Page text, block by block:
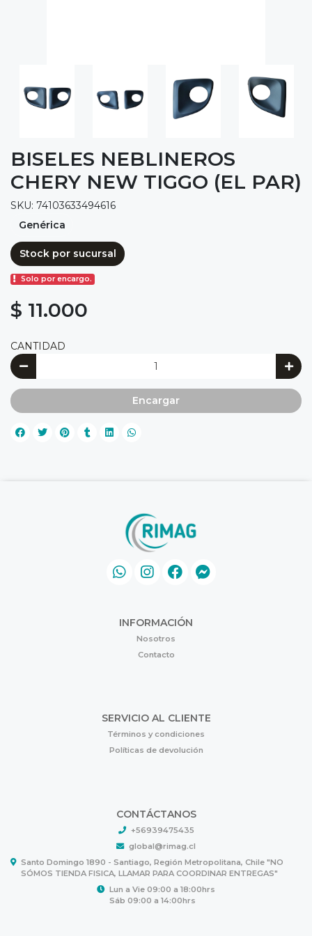
BISELES NEBLINEROS
CHERY NEW TIGGO (EL PAR)
SKU: 74103633494616
Genérica
Stock por sucursal
Solo por encargo.
$ 11.000
CANTIDAD
Encargar
INFORMACIÓN
Nosotros
Contacto
SERVICIO AL CLIENTE
Términos y condiciones
Políticas de devolución
CONTÁCTANOS
+56939475435
global@rimag.cl
Santo Domingo 1890 - Santiago, Región Metropolitana, Chile "NO
SÓMOS TIENDA FISICA, LLAMAR PARA COORDINAR ENTREGAS"
Lun a Vie 09:00 a 18:00hrs
Sáb 09:00 a 14:00hrs